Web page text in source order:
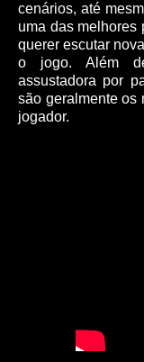
cenários, até
uma das melhores
querer escutar
o jogo. Além
assustadora por
são geralmente os
jogador.